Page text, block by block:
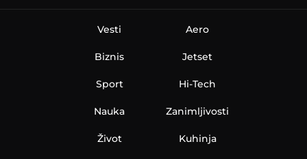
Vesti
Biznis
Sport
Nauka
Aero
Jetset
Hi-Tech
Zanimljivosti
Život Kuhinja